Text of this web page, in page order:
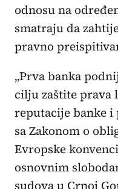
odnosu na
smatraju da
pravno
„Prva banka
cilju zaštite prava
reputacije banke i
sa Zakonom o
Evropske
osnovnim
sudova u Crnoj